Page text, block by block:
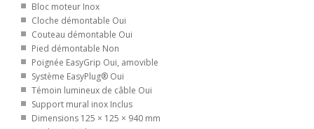
Bloc moteur Inox
Cloche démontable Oui
Couteau démontable Oui
Pied démontable Non
Poignée EasyGrip Oui, amovible
Système EasyPlug® Oui
Témoin lumineux de câble Oui
Support mural inox Inclus
Dimensions 125 × 125 × 940 mm